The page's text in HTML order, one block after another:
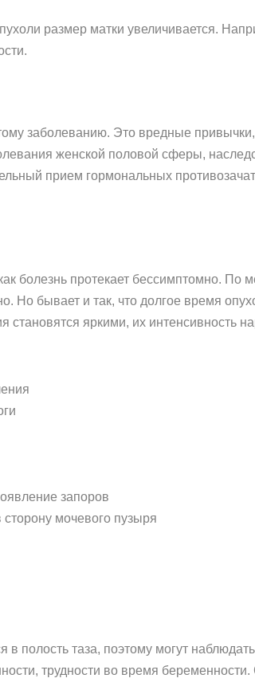
размер матки увеличивается.
заболеванию. Это вредные
женской половой сферы,
прием гормональных
болезнь протекает бессимптомно. По
Но бывает и так, что долгое время
становятся яркими, их интенсивность
запоров
мочевого пузыря
полость таза, поэтому могут
трудности во время беременности.